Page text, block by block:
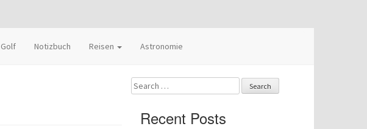
Golf Notizbuch Reisen Astronomie
Search
for:
Recent Posts